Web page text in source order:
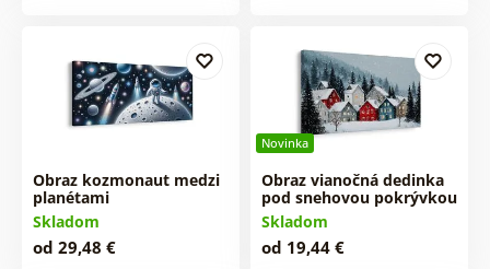
Obraz kozmonaut medzi
planétami
Skladom
od 29,48 €
Novinka
Obraz vianočná dedinka
pod snehovou pokrývkou
Skladom
od 19,44 €